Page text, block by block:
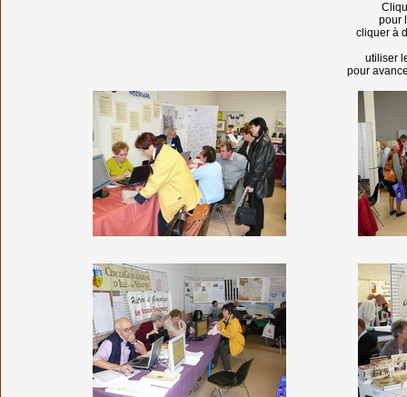
pour
cliquer à
utiliser
pour